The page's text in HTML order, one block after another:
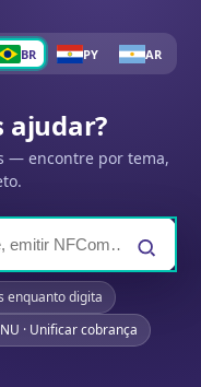
BR PY AR
ajudar?
— encontre por tema,
enquanto digita
· Unificar cobrança